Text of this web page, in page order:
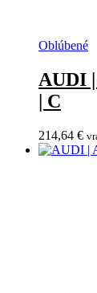
Oblúbené
AUDI |
| C
214,64 €